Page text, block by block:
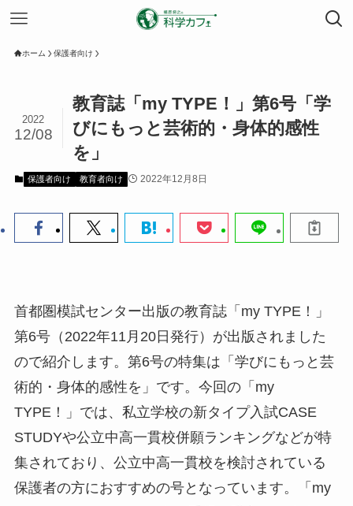
ホーム 保護者向け
教育誌「my TYPE！」第6号「学
びにもっと芸術的・身体的感性
を」
2022
12/08
保護者向け 教育者向け 2022年12月8日
首都圏模試センター出版の教育誌「my TYPE！」
第6号（2022年11月20日発行）が出版されました
ので紹介します。第6号の特集は「学びにもっと芸
術的・身体的感性を」です。今回の「my
TYPE！」では、私立学校の新タイプ入試CASE
STUDYや公立中高一貫校併願ランキングなどが特
集されており、公立中高一貫校を検討されている
保護者の方におすすめの号となっています。「my